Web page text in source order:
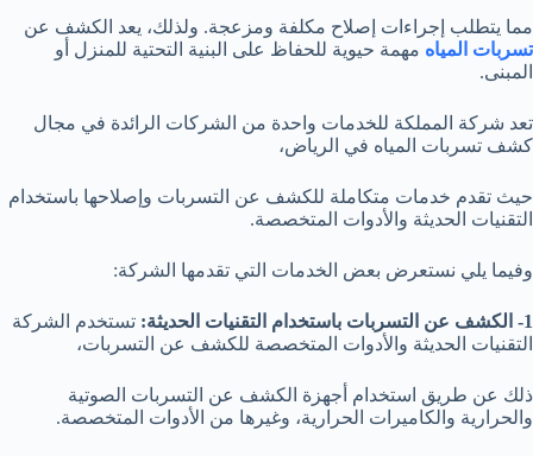
مما يتطلب إجراءات إصلاح مكلفة ومزعجة. ولذلك، يعد الكشف عن
تسربات المياه مهمة حيوية للحفاظ على البنية التحتية للمنزل أو
المبنى.
تعد شركة المملكة للخدمات واحدة من الشركات الرائدة في مجال
كشف تسربات المياه في الرياض،
حيث تقدم خدمات متكاملة للكشف عن التسربات وإصلاحها باستخدام
التقنيات الحديثة والأدوات المتخصصة.
وفيما يلي نستعرض بعض الخدمات التي تقدمها الشركة:
1- الكشف عن التسربات باستخدام التقنيات الحديثة:
تستخدم الشركة
التقنيات الحديثة والأدوات المتخصصة للكشف عن التسربات،
ذلك عن طريق استخدام أجهزة الكشف عن التسربات الصوتية
والحرارية والكاميرات الحرارية، وغيرها من الأدوات المتخصصة.